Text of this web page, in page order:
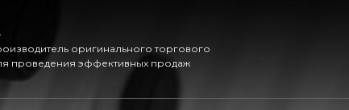
оригинального торгового
проведения эффективных продаж